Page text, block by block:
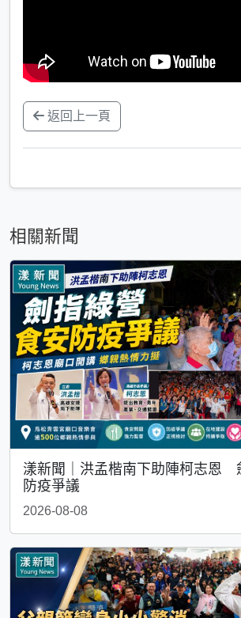
返回上一頁
相關新聞
漾新聞｜洪孟楷南下助陣柯志恩
防疫爭議
2026-08-08